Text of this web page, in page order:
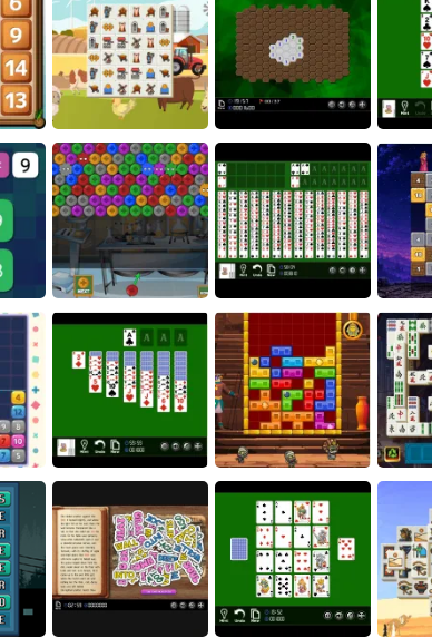
Bubble Space
Farm Connect
Hexagonal Minesweeper
Bubble Virus Quad FreeCell
Magic
Pharaoh Line